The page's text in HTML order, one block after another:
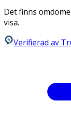
Det finns
visa.
Verifierad av